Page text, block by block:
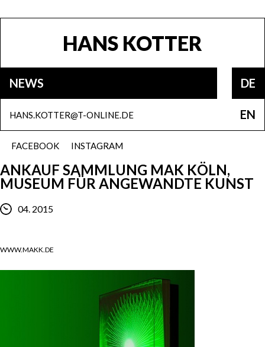
HANS KOTTER
NEWS DE
EN
INSTAGRAM
FACEBOOK
HANS.KOTTER@T-ONLINE.DE
ANKAUF SAMMLUNG MAK KÖLN,
MUSEUM FÜR ANGEWANDTE KUNST
04. 2015
WWW.MAKK.DE